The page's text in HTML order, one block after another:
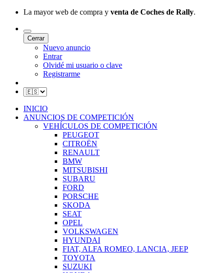
La mayor web de compra y venta de Coches de Rally.
Cerrar
Nuevo anuncio
Entrar
Olvidé mi usuario o clave
Registrarme
INICIO
ANUNCIOS DE COMPETICIÓN
VEHÍCULOS DE COMPETICIÓN
PEUGEOT
CITROËN
RENAULT
BMW
MITSUBISHI
SUBARU
FORD
PORSCHE
SKODA
SEAT
OPEL
VOLKSWAGEN
HYUNDAI
FIAT, ALFA ROMEO, LANCIA, JEEP
TOYOTA
SUZUKI